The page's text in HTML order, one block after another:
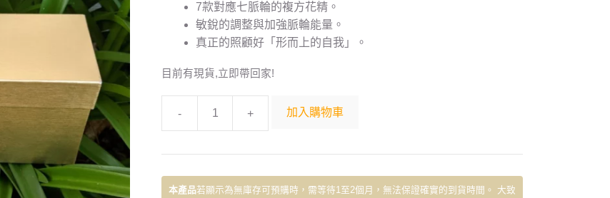
7款對應七脈輪的複方花精。
敏銳的調整與加強脈輪能量。
真正的照顧好「形而上的自我」。
目前有現貨,立即帶回家!
- + 加入購物車
本產品若顯示為無庫存可預購時，需等待1至2個月，無法保證確實的到貨時間。 大致